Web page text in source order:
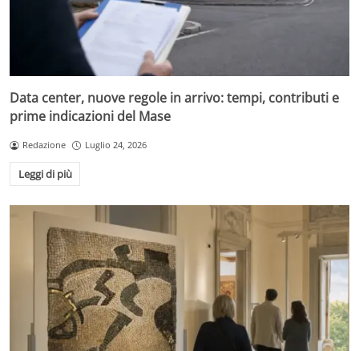
Data center, nuove regole in arrivo: tempi, contributi e
prime indicazioni del Mase
Redazione Luglio 24, 2026
Leggi di più